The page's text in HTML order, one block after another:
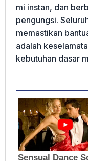
mi instan, dan
pengungsi.
memastikan
adalah
kebutuhan dasar